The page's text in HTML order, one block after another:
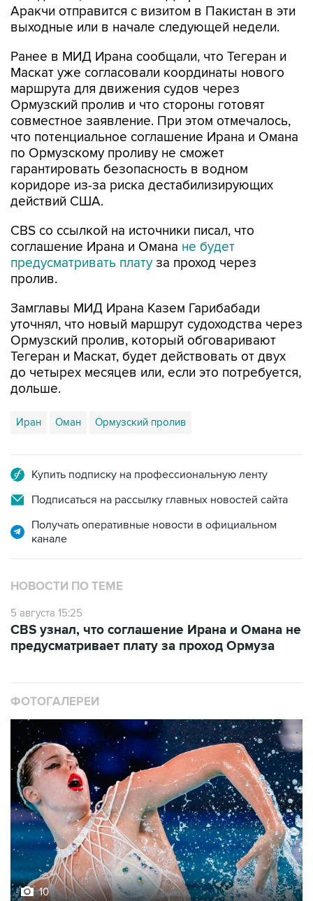
Аракчи отправится с визитом в Пакистан в эти
выходные или в начале следующей недели.
Ранее в МИД Ирана сообщали, что Тегеран и
Маскат уже согласовали координаты нового
маршрута для движения судов через
Ормузский пролив и что стороны готовят
совместное заявление. При этом отмечалось,
что потенциальное соглашение Ирана и Омана
по Ормузскому проливу не сможет
гарантировать безопасность в водном
коридоре из-за риска дестабилизирующих
действий США.
CBS со ссылкой на источники писал, что
соглашение Ирана и Омана не будет
предусматривать плату за проход через
пролив.
Замглавы МИД Ирана Казем Гарибабади
уточнял, что новый маршрут судоходства через
Ормузский пролив, который обговаривают
Тегеран и Маскат, будет действовать от двух
до четырех месяцев или, если это потребуется,
дольше.
Иран Оман Ормузский пролив
Купить подписку на профессиональную ленту
Подписаться на рассылку главных новостей сайта
Получать оперативные новости в официальном
канале
НОВОСТИ ПО ТЕМЕ
5 августа 15:25
CBS узнал, что соглашение Ирана и Омана не
предусматривает плату за проход Ормуза
ФОТОГАЛЕРЕИ
10